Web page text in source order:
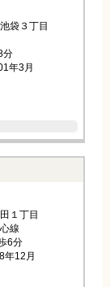
袋３丁目
分
年3月
１丁目
線
6分
年12月